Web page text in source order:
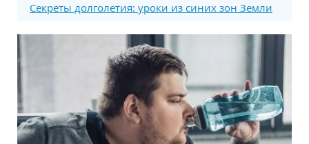
Секреты долголетия: уроки из синих зон Земли